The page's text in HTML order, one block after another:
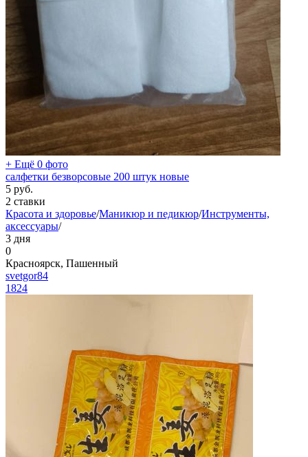
+ Ещё 0 фото
салфетки безворсовые 200 штук новые
5 руб.
2 ставки
Красота и здоровье/Маникюр и педикюр/Инструменты,
аксессуары/
3 дня
0
Красноярск, Пашенный
svetgor84
1824